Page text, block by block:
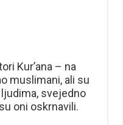
Kur’ana – na
muslimani, ali su
svejedno
oni oskrnavili.